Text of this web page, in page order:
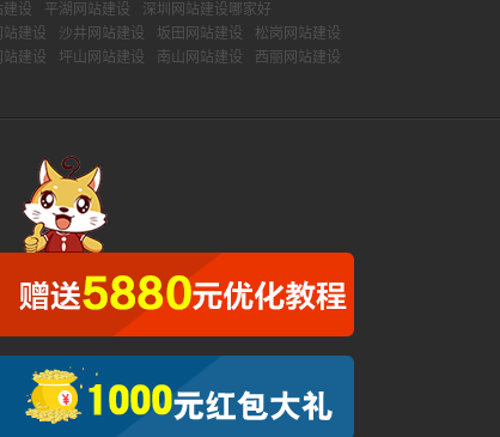
建设 平湖网站建设
深圳网站建设哪家好
站建设 沙井网站建设 坂田网站建设
松岗网站建设
站建设 坪山网站建设 南山网站建设
西丽网站建设